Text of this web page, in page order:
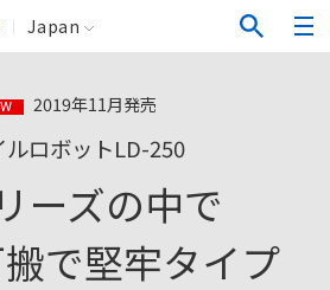
Japan
2019年11月発売
ルロボットLD-250
ーズの中で
で堅牢タイプ